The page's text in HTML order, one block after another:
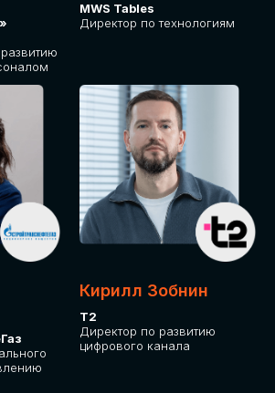
MWS Tables
Директор по технологиям
Кирилл Зобнин
Т2
Директор по развитию
цифрового канала
GLOBAL
своим
Будем рады